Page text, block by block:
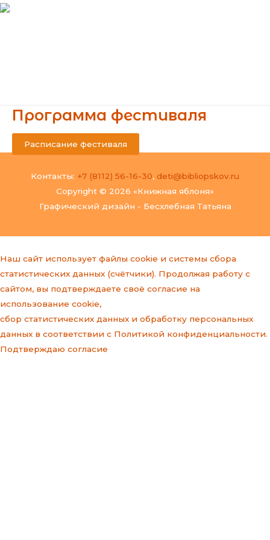
Программа фестиваля
Расписание фестиваля
Контакты: +7 (8112) 56-16-30, deti@bibliopskov.ru
Copyright © 2026 «Книжная яблоня»
Графический дизайн - Бесхлебная Татьяна
Наш сайт использует файлы cookie и системы сбора
статистических данных (счётчики). Продолжая работу с
сайтом, вы подтверждаете своё согласие на
использование cookie,
сбор статистических данных и обработку персональных
данных в соответствии с Политикой конфиденциальности.
Подтверждаю согласие